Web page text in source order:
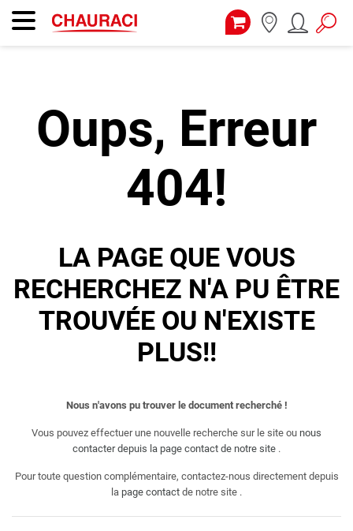
Oups, Erreur
404!
LA PAGE QUE VOUS
RECHERCHEZ N'A PU ÊTRE
TROUVÉE OU N'EXISTE
PLUS!!
Nous n'avons pu trouver le document recherché !
Vous pouvez effectuer une nouvelle recherche sur le site ou nous
contacter depuis la page contact de notre site .
Pour toute question complémentaire, contactez-nous directement depuis
la page contact de notre site .